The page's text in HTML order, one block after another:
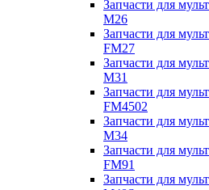
Запчасти для
M26
Запчасти для
FM27
Запчасти для
M31
Запчасти для
FM4502
Запчасти для
M34
Запчасти для
FM91
Запчасти для